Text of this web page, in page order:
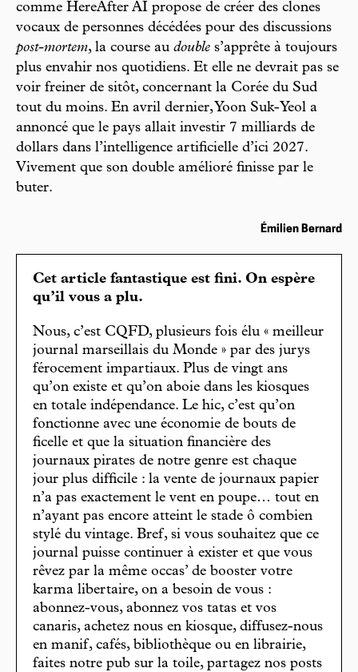
comme HereAfter AI propose de créer des clones
vocaux de personnes décédées pour des discussions
post-mortem, la course au double s’apprête à toujours
plus envahir nos quotidiens. Et elle ne devrait pas se
voir freiner de sitôt, concernant la Corée du Sud
tout du moins. En avril dernier, Yoon Suk-Yeol a
annoncé que le pays allait investir 7 milliards de
dollars dans l’intelligence artificielle d’ici 2027.
Vivement que son double amélioré finisse par le
buter.
Émilien Bernard
Cet article fantastique est fini. On espère
qu’il vous a plu.
Nous, c’est CQFD, plusieurs fois élu « meilleur
journal marseillais du Monde » par des jurys
férocement impartiaux. Plus de vingt ans
qu’on existe et qu’on aboie dans les kiosques
en totale indépendance. Le hic, c’est qu’on
fonctionne avec une économie de bouts de
ficelle et que la situation financière des
journaux pirates de notre genre est chaque
jour plus difficile : la vente de journaux papier
n’a pas exactement le vent en poupe… tout en
n’ayant pas encore atteint le stade ô combien
stylé du vintage. Bref, si vous souhaitez que ce
journal puisse continuer à exister et que vous
rêvez par la même occas’ de booster votre
karma libertaire, on a besoin de vous :
abonnez-vous, abonnez vos tatas et vos
canaris, achetez nous en kiosque, diffusez-nous
en manif, cafés, bibliothèque ou en librairie,
faites notre pub sur la toile, partagez nos posts